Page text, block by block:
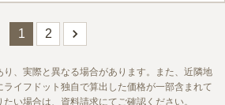
されていません。
1 2
、実際と異なる場合があります。また、近隣地
イフドット独自で算出した価格が一部含まれて
い場合は、資料請求にてご確認ください。